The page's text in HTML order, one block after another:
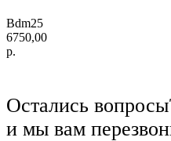
Bdm25
6750,00
р.
Остались
и мы вам